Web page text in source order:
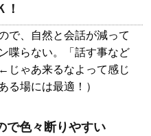
で、自然と会話が減って
喋らない。「話す事など
じゃあ来るなよって感じ
る場には最適！）
色々断りやすい